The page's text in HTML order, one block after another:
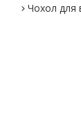
Чохол для